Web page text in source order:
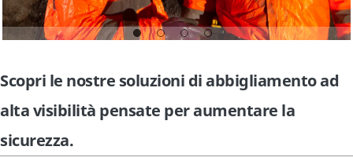
Scopri le nostre soluzioni di abbigliamento ad
alta visibilità pensate per aumentare la
sicurezza.